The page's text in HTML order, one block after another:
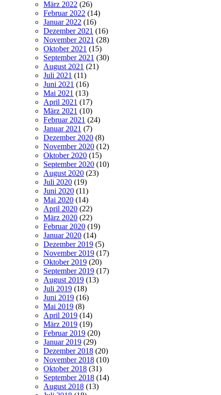
März 2022 (26)
Februar 2022 (14)
Januar 2022 (16)
Dezember 2021 (16)
November 2021 (28)
Oktober 2021 (15)
September 2021 (30)
August 2021 (21)
Juli 2021 (11)
Juni 2021 (16)
Mai 2021 (13)
April 2021 (17)
März 2021 (10)
Februar 2021 (24)
Januar 2021 (7)
Dezember 2020 (8)
November 2020 (12)
Oktober 2020 (15)
September 2020 (10)
August 2020 (23)
Juli 2020 (19)
Juni 2020 (11)
Mai 2020 (14)
April 2020 (22)
März 2020 (22)
Februar 2020 (19)
Januar 2020 (14)
Dezember 2019 (5)
November 2019 (17)
Oktober 2019 (20)
September 2019 (17)
August 2019 (13)
Juli 2019 (18)
Juni 2019 (16)
Mai 2019 (8)
April 2019 (14)
März 2019 (19)
Februar 2019 (20)
Januar 2019 (29)
Dezember 2018 (20)
November 2018 (10)
Oktober 2018 (31)
September 2018 (14)
August 2018 (13)